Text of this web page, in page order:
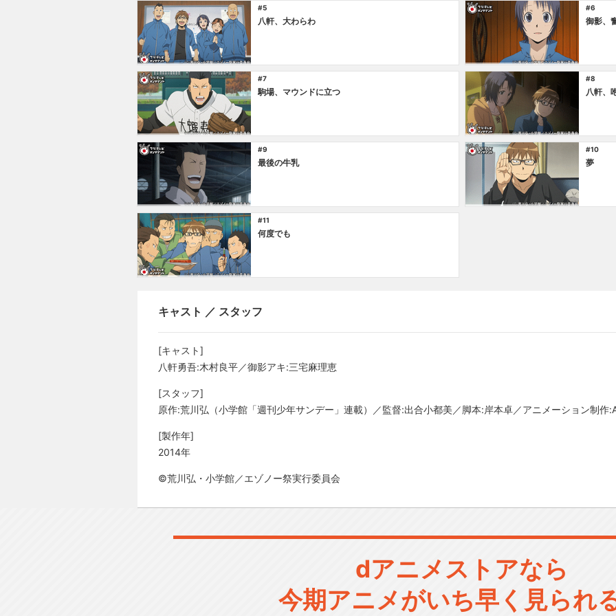
#5
八軒、大わらわ
#6
御影、
#7
駒場、マウンドに立つ
#8
八軒、
#9
最後の牛乳
#10
夢
#11
何度でも
キャスト ／ スタッフ
[キャスト]
八軒勇吾:木村良平／御影アキ:三宅麻理恵
[スタッフ]
原作:荒川弘（小学館「週刊少年サンデー」連載）／監督:出合小都美／脚本:岸本卓／アニメーション制作
[製作年]
2014年
©荒川弘・小学館／エゾノー祭実行委員会
dアニメストアなら
今期アニメがいち早く見られ